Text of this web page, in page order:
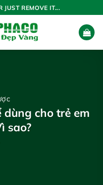
JUST REMOVE IT...
dùng cho trẻ em
sao?